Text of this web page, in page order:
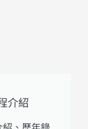
介紹